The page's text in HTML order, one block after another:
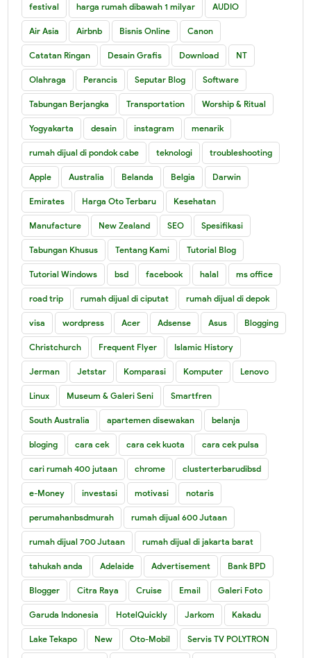
festival harga rumah dibawah 1 milyar AUDIO
Air Asia Airbnb Bisnis Online Canon
Catatan Ringan Desain Grafis Download NT
Olahraga Perancis Seputar Blog Software
Tabungan Berjangka Transportation Worship & Ritual
Yogyakarta desain instagram menarik
rumah dijual di pondok cabe teknologi troubleshooting
Apple Australia Belanda Belgia Darwin
Emirates Harga Oto Terbaru Kesehatan
Manufacture New Zealand SEO Spesifikasi
Tabungan Khusus Tentang Kami Tutorial Blog
Tutorial Windows bsd facebook halal ms office
road trip rumah dijual di ciputat rumah dijual di depok
visa wordpress Acer Adsense Asus Blogging
Christchurch Frequent Flyer Islamic History
Jerman Jetstar Komparasi Komputer Lenovo
Linux Museum & Galeri Seni Smartfren
South Australia apartemen disewakan belanja
bloging cara cek cara cek kuota cara cek pulsa
cari rumah 400 jutaan chrome clusterterbarudibsd
e-Money investasi motivasi notaris
perumahanbsdmurah rumah dijual 600 Jutaan
rumah dijual 700 Jutaan rumah dijual di jakarta barat
tahukah anda Adelaide Advertisement Bank BPD
Blogger Citra Raya Cruise Email Galeri Foto
Garuda Indonesia HotelQuickly Jarkom Kakadu
Lake Tekapo New Oto-Mobil Servis TV POLYTRON